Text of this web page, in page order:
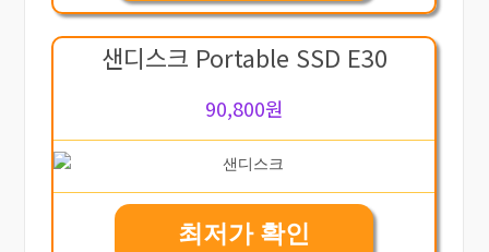
샌디스크 Portable SSD E30
90,800원
최저가 확인